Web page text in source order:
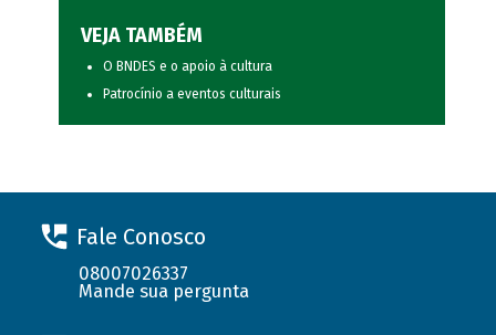
VEJA TAMBÉM
O BNDES e o apoio à cultura
Patrocínio a eventos culturais
Fale Conosco
08007026337
Mande sua pergunta